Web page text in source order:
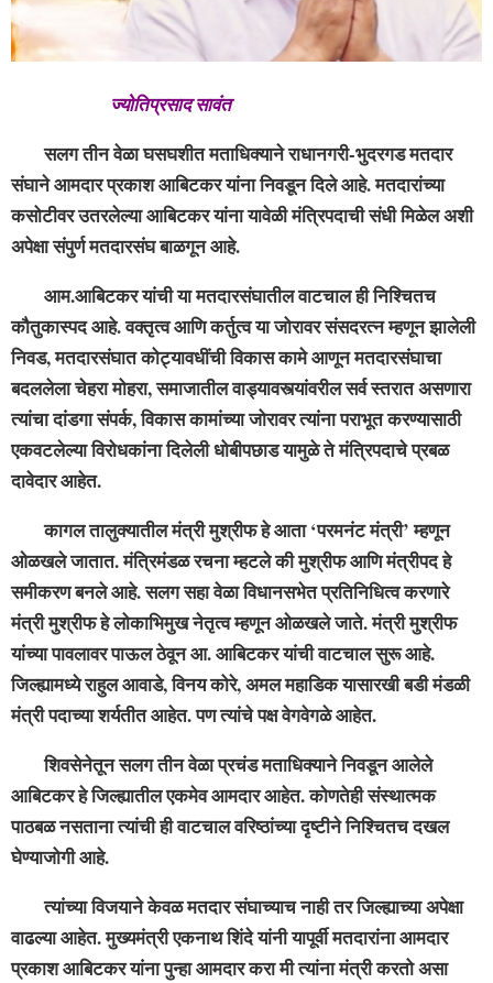
ज्योतिप्रसाद सावंत
सलग तीन वेळा घसघशीत मताधिक्याने राधानगरी-भुदरगड मतदार
संघाने आमदार प्रकाश आबिटकर यांना निवडून दिले आहे. मतदारांच्या
कसोटीवर उतरलेल्या आबिटकर यांना यावेळी मंत्रिपदाची संधी मिळेल अशी
अपेक्षा संपुर्ण मतदारसंघ बाळगून आहे.
आम.आबिटकर यांची या मतदारसंघातील वाटचाल ही निश्चितच
कौतुकास्पद आहे. वक्तृत्व आणि कर्तुत्व या जोरावर संसदरत्न म्हणून झालेली
निवड, मतदारसंघात कोट्यावधींची विकास कामे आणून मतदारसंघाचा
बदललेला चेहरा मोहरा, समाजातील वाड्यावस्त्यांवरील सर्व स्तरात असणारा
त्यांचा दांडगा संपर्क, विकास कामांच्या जोरावर त्यांना पराभूत करण्यासाठी
एकवटलेल्या विरोधकांना दिलेली धोबीपछाड यामुळे ते मंत्रिपदाचे प्रबळ
दावेदार आहेत.
कागल तालुक्यातील मंत्री मुश्रीफ हे आता ‘परमनंट मंत्री’ म्हणून
ओळखले जातात. मंत्रिमंडळ रचना म्हटले की मुश्रीफ आणि मंत्रीपद हे
समीकरण बनले आहे. सलग सहा वेळा विधानसभेत प्रतिनिधित्व करणारे
मंत्री मुश्रीफ हे लोकाभिमुख नेतृत्व म्हणून ओळखले जाते. मंत्री मुश्रीफ
यांच्या पावलावर पाऊल ठेवून आ. आबिटकर यांची वाटचाल सुरू आहे.
जिल्ह्यामध्ये राहुल आवाडे, विनय कोरे, अमल महाडिक यासारखी बडी मंडळी
मंत्री पदाच्या शर्यतीत आहेत. पण त्यांचे पक्ष वेगवेगळे आहेत.
शिवसेनेतून सलग तीन वेळा प्रचंड मताधिक्याने निवडून आलेले
आबिटकर हे जिल्ह्यातील एकमेव आमदार आहेत. कोणतेही संस्थात्मक
पाठबळ नसताना त्यांची ही वाटचाल वरिष्ठांच्या दृष्टीने निश्चितच दखल
घेण्याजोगी आहे.
त्यांच्या विजयाने केवळ मतदार संघाच्याच नाही तर जिल्ह्याच्या अपेक्षा
वाढल्या आहेत. मुख्यमंत्री एकनाथ शिंदे यांनी यापूर्वी मतदारांना आमदार
प्रकाश आबिटकर यांना पुन्हा आमदार करा मी त्यांना मंत्री करतो असा